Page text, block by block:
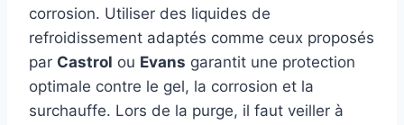
corrosion. Utiliser des liquides de
refroidissement adaptés comme ceux proposés
par Castrol ou Evans garantit une protection
optimale contre le gel, la corrosion et la
surchauffe. Lors de la purge, il faut veiller à